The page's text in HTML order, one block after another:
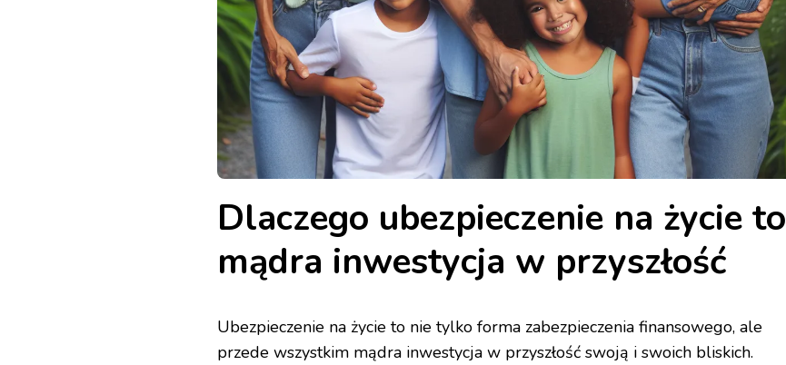
Dlaczego ubezpieczenie na życie to
mądra inwestycja w przyszłość
Ubezpieczenie na życie to nie tylko forma zabezpieczenia finansowego, ale
przede wszystkim mądra inwestycja w przyszłość swoją i swoich bliskich.